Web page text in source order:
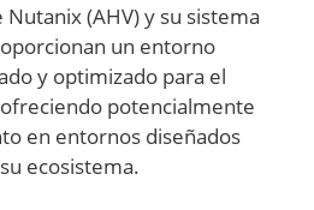
(AHV) y su sistema
un entorno
y optimizado para el
potencialmente
en entornos diseñados
ecosistema.